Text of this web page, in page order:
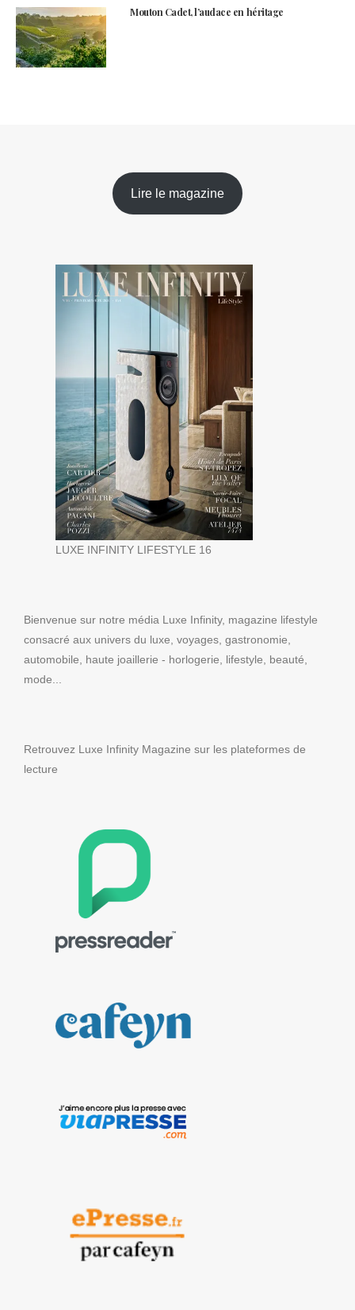
Mouton Cadet, l’audace en héritage
Lire le magazine
LUXE INFINITY LIFESTYLE 16
Bienvenue sur notre média Luxe Infinity, magazine lifestyle
consacré aux univers du luxe, voyages, gastronomie,
automobile, haute joaillerie - horlogerie, lifestyle, beauté,
mode...
Retrouvez Luxe Infinity Magazine sur les plateformes de
lecture